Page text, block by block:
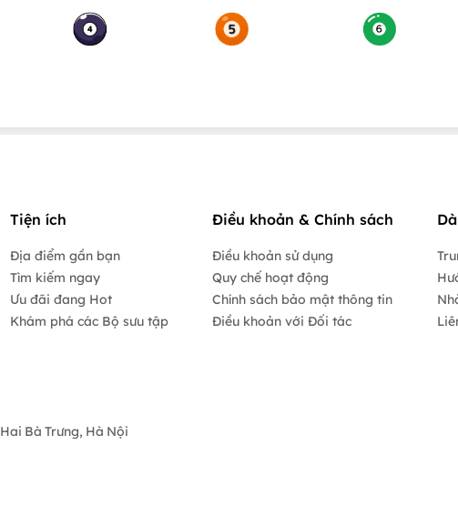
Tiện ích
Địa điểm gần bạn
Tìm kiếm ngay
Ưu đãi đang Hot
Khám phá các Bộ sưu tập
Điều khoản & Chính sách
Điều khoản sử dụng
Quy chế hoạt động
Chính sách bảo mật thông tin
Điều khoản với Đối tác
Bà Trưng, Hà Nội